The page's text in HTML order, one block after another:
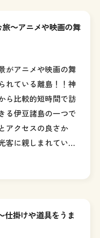
旅～アニメや映画の舞
がアニメや映画の舞
れている離島！！神
ら比較的短時間で訪
る伊豆諸島の一つで
アクセスの良さか
客に親しまれてい…
仕掛けや道具をうま